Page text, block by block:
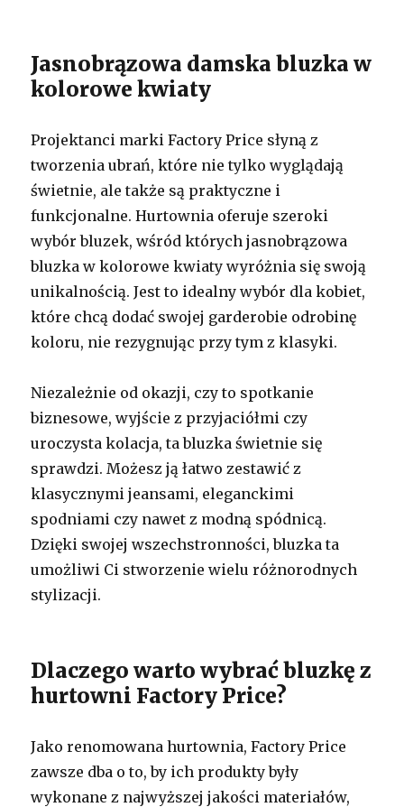
Jasnobrązowa damska bluzka w
kolorowe kwiaty
Projektanci marki Factory Price słyną z
tworzenia ubrań, które nie tylko wyglądają
świetnie, ale także są praktyczne i
funkcjonalne. Hurtownia oferuje szeroki
wybór bluzek, wśród których jasnobrązowa
bluzka w kolorowe kwiaty wyróżnia się swoją
unikalnością. Jest to idealny wybór dla kobiet,
które chcą dodać swojej garderobie odrobinę
koloru, nie rezygnując przy tym z klasyki.
Niezależnie od okazji, czy to spotkanie
biznesowe, wyjście z przyjaciółmi czy
uroczysta kolacja, ta bluzka świetnie się
sprawdzi. Możesz ją łatwo zestawić z
klasycznymi jeansami, eleganckimi
spodniami czy nawet z modną spódnicą.
Dzięki swojej wszechstronności, bluzka ta
umożliwi Ci stworzenie wielu różnorodnych
stylizacji.
Dlaczego warto wybrać bluzkę z
hurtowni Factory Price?
Jako renomowana hurtownia, Factory Price
zawsze dba o to, by ich produkty były
wykonane z najwyższej jakości materiałów,